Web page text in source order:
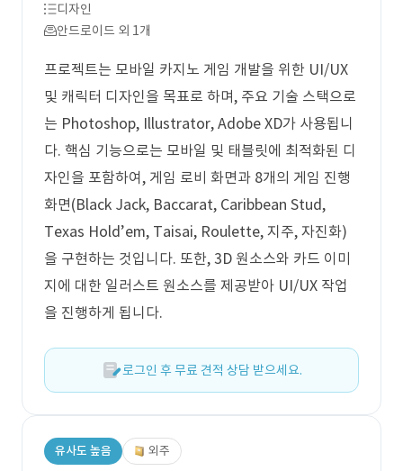
디자인
안드로이드 외 1개
프로젝트는 모바일 카지노 게임 개발을 위한 UI/UX
및 캐릭터 디자인을 목표로 하며, 주요 기술 스택으로
는 Photoshop, Illustrator, Adobe XD가 사용됩니
다. 핵심 기능으로는 모바일 및 태블릿에 최적화된 디
자인을 포함하여, 게임 로비 화면과 8개의 게임 진행
화면(Black Jack, Baccarat, Caribbean Stud,
Texas Hold’em, Taisai, Roulette, 지주, 자진화)
을 구현하는 것입니다. 또한, 3D 원소스와 카드 이미
지에 대한 일러스트 원소스를 제공받아 UI/UX 작업
을 진행하게 됩니다.
로그인 후 무료 견적 상담 받으세요.
유사도 높음 외주